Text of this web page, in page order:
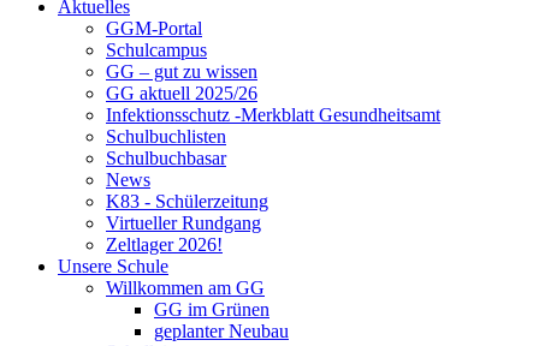
Aktuelles
GGM-Portal
Schulcampus
GG – gut zu wissen
GG aktuell 2025/26
Infektionsschutz -Merkblatt Gesundheitsamt
Schulbuchlisten
Schulbuchbasar
News
K83 - Schülerzeitung
Virtueller Rundgang
Zeltlager 2026!
Unsere Schule
Willkommen am GG
GG im Grünen
geplanter Neubau